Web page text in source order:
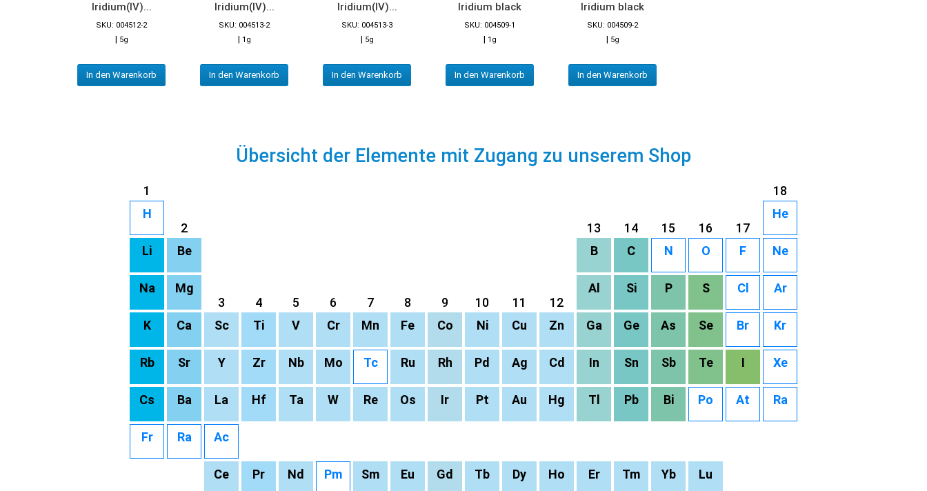
Iridium(IV)...
SKU: 004512-2
| 5g
In den Warenkorb
Iridium(IV)...
SKU: 004513-2
| 1g
In den Warenkorb
Iridium(IV)...
SKU: 004513-3
| 5g
In den Warenkorb
Iridium black
SKU: 004509-1
| 1g
In den Warenkorb
Iridium black
SKU: 004509-2
| 5g
In den Warenkorb
Übersicht der Elemente mit Zugang zu unserem Shop
1
18
H
2
13 14 15 16 17
He
Li Be B C N O F Ne
Na
Mg
3
4 5 6 7 8 9 10 11 12
Al Si P S Cl Ar
K Ca Sc Ti V Cr Mn Fe Co Ni Cu Zn Ga Ge As Se Br Kr
Rb Sr Y Zr Nb Mo Tc Ru Rh Pd Ag Cd In Sn Sb Te I Xe
Cs Ba La Hf Ta W Re Os Ir Pt Au Hg Tl Pb Bi Po At Ra
Fr Ra Ac
Ce Pr Nd Pm Sm Eu Gd Tb Dy Ho Er Tm Yb Lu